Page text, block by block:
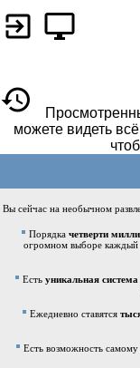
можете видеть
Вы сейчас на необычном
Порядка четверти
огромном выборе каждый
Есть уникальная
Ежедневно ставятся
Есть возможность